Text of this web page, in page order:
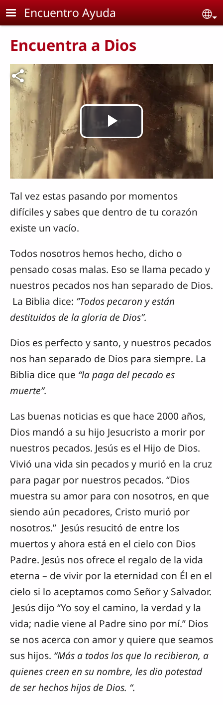
Skip to main content
Encuentro Ayuda
Encuentra a Dios
Archivo de vídeo
Reproducir
Vídeo
Tal vez estas pasando por momentos
difíciles y sabes que dentro de tu corazón
existe un vacío.
Todos nosotros hemos hecho, dicho o
pensado cosas malas. Eso se llama pecado y
nuestros pecados nos han separado de Dios.
La Biblia dice: ”Todos pecaron y están
destituidos de la gloria de Dios”.
Dios es perfecto y santo, y nuestros pecados
nos han separado de Dios para siempre. La
Biblia dice que “la paga del pecado es
muerte”.
Las buenas noticias es que hace 2000 años,
Dios mandó a su hijo Jesucristo a morir por
nuestros pecados. Jesús es el Hijo de Dios.
Vivió una vida sin pecados y murió en la cruz
para pagar por nuestros pecados. “Dios
muestra su amor para con nosotros, en que
siendo aún pecadores, Cristo murió por
nosotros.” Jesús resucitó de entre los
muertos y ahora está en el cielo con Dios
Padre. Jesús nos ofrece el regalo de la vida
eterna – de vivir por la eternidad con Él en el
cielo si lo aceptamos como Señor y Salvador.
Jesús dijo “Yo soy el camino, la verdad y la
vida; nadie viene al Padre sino por mí.” Dios
se nos acerca con amor y quiere que seamos
sus hijos. “Más a todos los que lo recibieron, a
quienes creen en su nombre, les dio potestad
de ser hechos hijos de Dios. “.